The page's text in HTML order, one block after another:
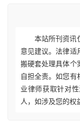
本站所刊资讯
意见建议。法律适
搬硬套处理具体个
自担全责。如您有
业律师获取针对
人，如涉及您的权